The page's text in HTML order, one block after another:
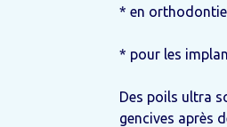
* en orthodontie
* pour les
Des poils ultra
gencives après